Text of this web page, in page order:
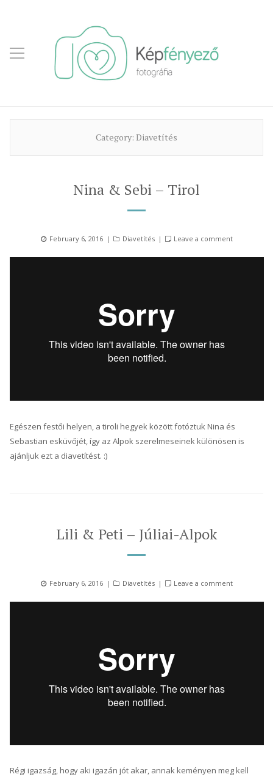
Category: Diavetítés
Nina & Sebi – Tirol
Posted
February 6, 2016 Categories
Diavetítés Leave a comment
Egészen festői helyen, a tiroli hegyek között fotóztuk Nina és
Sebastian esküvőjét, így az Alpok szerelmeseinek különösen is
ajánljuk ezt a diavetítést. :)
Lili & Peti – Júliai-Alpok
Posted
February 6, 2016 Categories
Diavetítés Leave a comment
Régi igazság, hogy aki igazán jót akar, annak keményen meg kell